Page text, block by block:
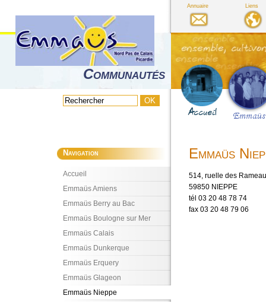
Communautés
Navigation
Accueil
Emmaüs Amiens
Emmaüs Berry au Bac
Emmaüs Boulogne sur Mer
Emmaüs Calais
Emmaüs Dunkerque
Emmaüs Erquery
Emmaüs Glageon
Emmaüs Nieppe
Annuaire Liens
Emmaüs
514, ruelle des
59850 NIEPPE
tél 03 20 48 78 74
fax 03 20 48 79 06